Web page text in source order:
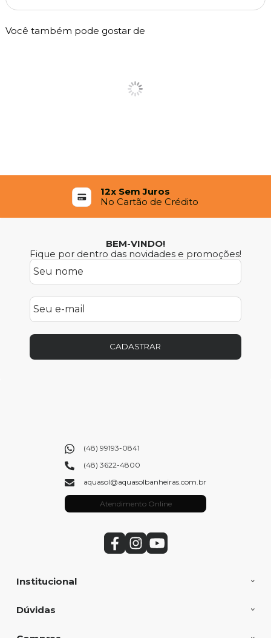
Você também pode gostar de
12x Sem Juros
No Cartão de Crédito
BEM-VINDO!
Fique por dentro das novidades e promoções!
CADASTRAR
Institucional
Dúvidas
(48) 99193-0841
(48) 3622-4800
aquasol@aquasolbanheiras.com.br
Atendimento Online